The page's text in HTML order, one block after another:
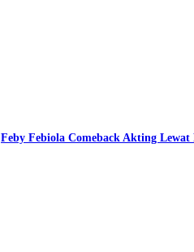
Feby Febiola Comeback Akting